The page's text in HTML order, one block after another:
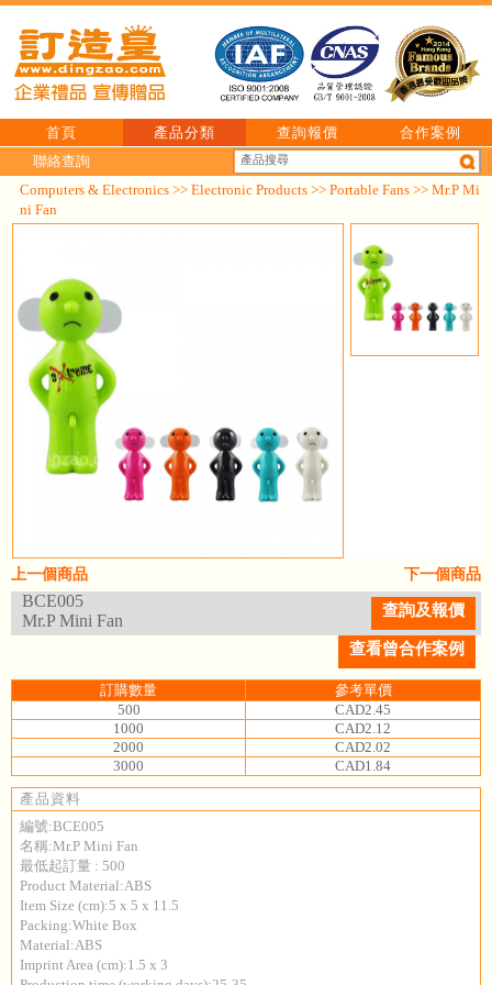
首頁 產品分類 查詢報價
合作案例
聯絡查詢
Computers & Electronics >> Electronic Products >> Portable Fans >> Mr.P Mi
ni Fan
下一個商品
上一個商品
BCE005
Mr.P Mini Fan
查詢及報價
查看曾合作案例
訂購數量
參考單價
500
CAD2.45
1000
CAD2.12
2000
CAD2.02
3000
CAD1.84
產品資料
編號:BCE005
名稱:Mr.P Mini Fan
最低起訂量 : 500
Product Material:ABS
Item Size (cm):5 x 5 x 11.5
Packing:White Box
Material:ABS
Imprint Area (cm):1.5 x 3